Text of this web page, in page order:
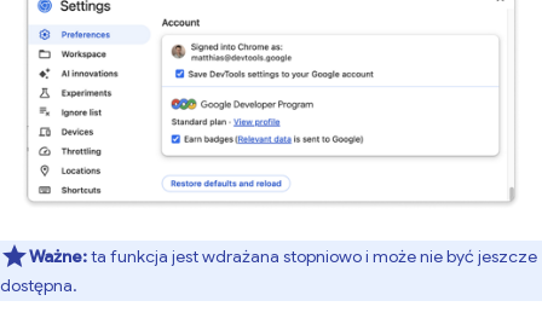
Ważne:ta funkcja jest wdrażana stopniowo i może nie być jeszcze
dostępna.